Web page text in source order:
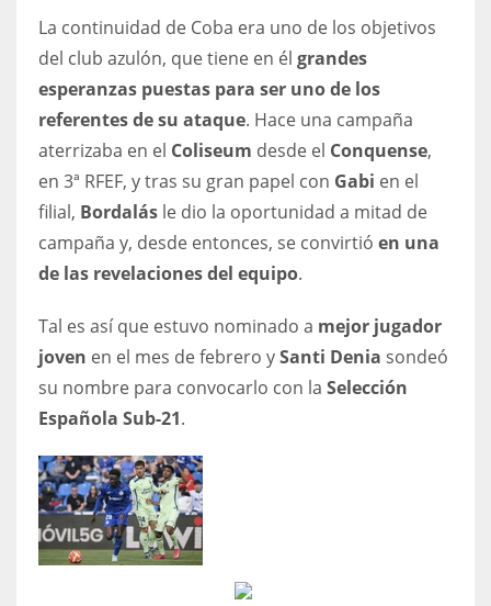
NYG
24
MIA
17
DAL
22
La continuidad de Coba era uno de los objetivos
del club azulón, que tiene en él grandes
esperanzas puestas para ser uno de los
referentes de su ataque. Hace una campaña
aterrizaba en el Coliseum desde el Conquense,
en 3ª RFEF, y tras su gran papel con Gabi en el
filial, Bordalás le dio la oportunidad a mitad de
campaña y, desde entonces, se convirtió en una
de las revelaciones del equipo.
Tal es así que estuvo nominado a mejor jugador
joven en el mes de febrero ySanti Denia sondeó
su nombre para convocarlo con la Selección
Española Sub-21.